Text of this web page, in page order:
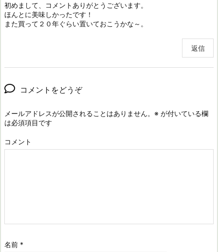
初めまして、コメントありがとうございます。
ほんとに美味しかったです！
また買って２０年ぐらい置いておこうかな～。
返信
コメントをどうぞ
メールアドレスが公開されることはありません。 ※ が付いている欄
は必須項目です
コメント
名前 *